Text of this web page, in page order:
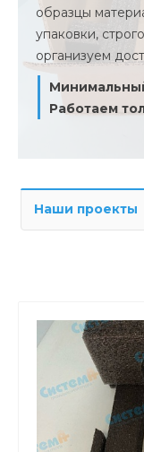
образцы
упаковки,
организуем
Работаем
Наши проекты